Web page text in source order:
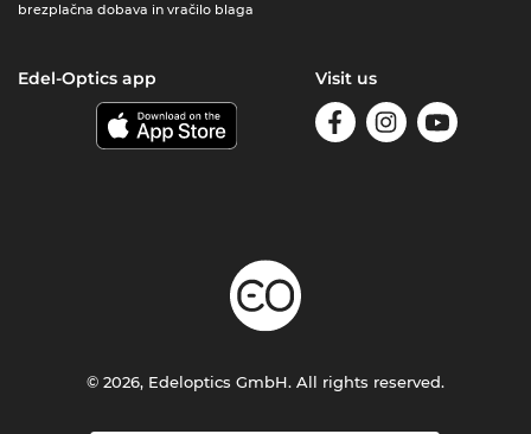
brezplačna dobava in vračilo blaga
Edel-Optics app Visit us
© 2026, Edeloptics GmbH. All rights reserved.